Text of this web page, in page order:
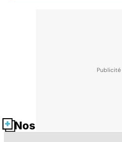
Nos fiches santé